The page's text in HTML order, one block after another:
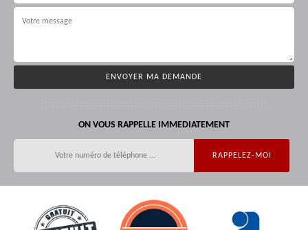
ON VOUS RAPPELLE IMMEDIATEMENT